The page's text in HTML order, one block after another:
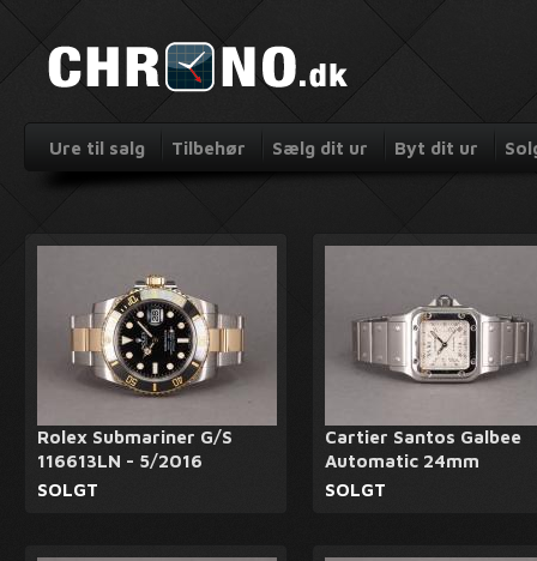
Ure til salg Tilbehør Sælg dit ur Byt dit ur
Rolex Submariner G/S
116613LN - 5/2016
SOLGT
Cartier Santos Galbee
Automatic 24mm
SOLGT